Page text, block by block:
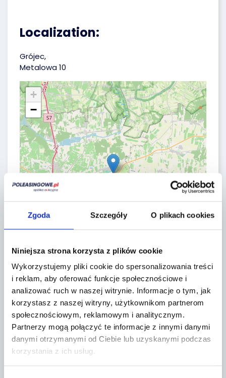
Zgoda Szczegóły O plikach cookies
Niniejsza strona korzysta z plików cookie
Wykorzystujemy pliki cookie do spersonalizowania treści
i reklam, aby oferować funkcje społecznościowe i
analizować ruch w naszej witrynie. Informacje o tym, jak
korzystasz z naszej witryny, użytkownikom partnerom
społecznościowym, reklamowym i analitycznym.
Partnerzy mogą połączyć te informacje z innymi danymi
danymi otrzymanymi od Ciebie lub uzyskanymi podczas
korzystania z ich usług.
Localization:
Grójec,
Metalowa 10
+
−
Leaflet |© OpenStreetMapcontributors
CONTACT FORM